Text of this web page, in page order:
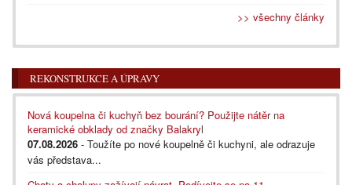
>> všechny články
REKONSTRUKCE A ÚPRAVY
Nová koupelna či kuchyň bez bourání? Použijte nátěr na
keramické obklady od značky Balakryl
07.08.2026 - Toužíte po nové koupelně či kuchyni, ale odrazuje
vás představa...